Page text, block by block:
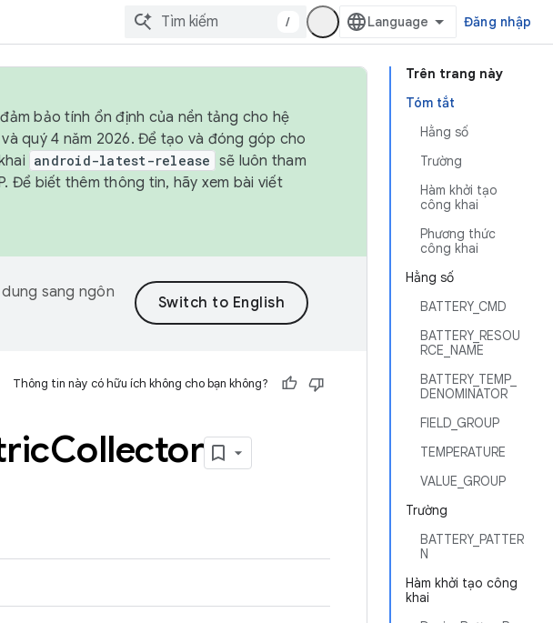
/ Đăng nhập
Trên trang này
Tóm tắt
Hằng số
Trường
Hàm khởi tạo
công khai
Phương thức
công khai
Hằng số
BATTERY_CMD
BATTERY_RESOU
RCE_NAME
BATTERY_TEMP_
DENOMINATOR
FIELD_GROUP
TEMPERATURE
VALUE_GROUP
Trường
BATTERY_PATTER
N
Hàm khởi tạo công
khai
bảo tính ổn định của nền tảng cho hệ
quý 4 năm 2026. Để tạo và đóng góp cho
android-latest-release sẽ luôn tham
Để biết thêm thông tin, hãy xem bài viết
sang ngôn
Thông tin này có hữu ích không cho bạn không?
Collector